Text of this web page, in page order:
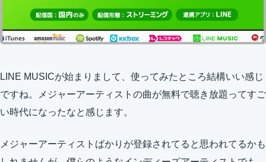
LINE MUSICが始まりまして、使ってみたところ結構いい感じ
ですね。メジャーアーティストの曲が無料で聴き放題ってすご
い時代になったなと感じます。
メジャーアーティストばかりが登録されてると思われてるかも